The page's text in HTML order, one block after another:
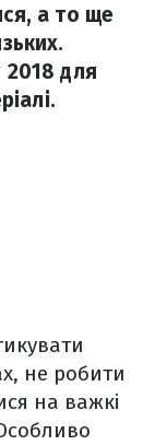
а то ще
2018 для
не робити
на важкі